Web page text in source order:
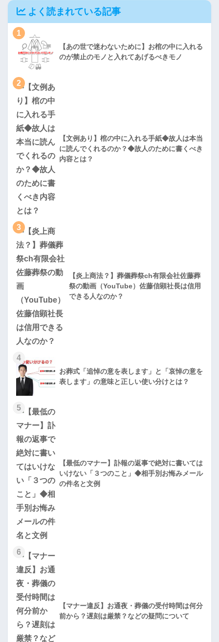
よく読まれている記事
1
【あの世で迷わないために】お棺の中に入れる
のが禁止のモノと入れてあげるべきモノ
2
【文例あり】棺の中に入れる手紙◆故人は本当
に読んでくれるのか？◆故人のために書くべき
内容とは？
3
【炎上商法？】葬儀葬祭ch有限会社佐藤葬
祭の動画（YouTube）佐藤信顕社長は信用
できる人なのか？
4
お葬式「追悼の意を表します」と「哀悼の意を
表します」の意味と正しい使い分けとは？
5
【最低のマナー】訃報の返事で絶対に書いては
いけない「３つのこと」◆相手別お悔みメール
の件名と文例
6
【マナー違反】お通夜・葬儀の受付時間は何分
前から？遅刻は厳禁？などの疑問について